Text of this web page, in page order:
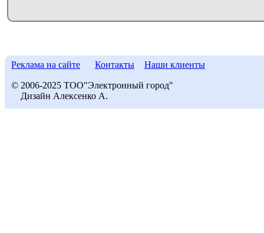
Реклама на сайте Контакты Наши клиенты
© 2006-2025 ТОО"Электронный город"
Дизайн Алексенко А.